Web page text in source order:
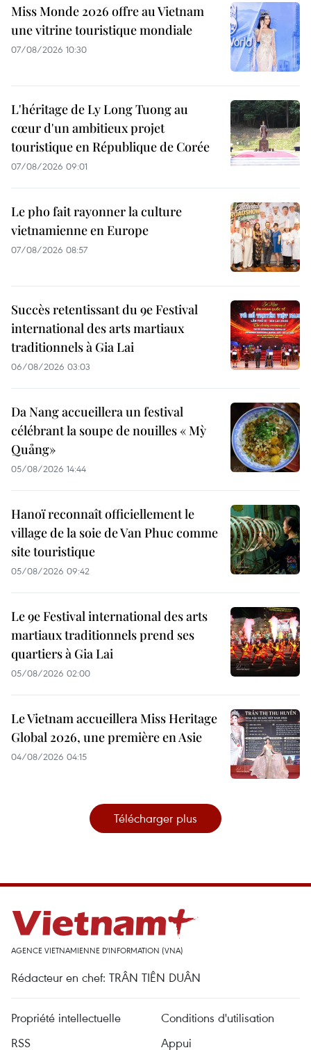
Miss Monde 2026 offre au Vietnam
une vitrine touristique mondiale
07/08/2026 10:30
L'héritage de Ly Long Tuong au
cœur d'un ambitieux projet
touristique en République de Corée
07/08/2026 09:01
Le pho fait rayonner la culture
vietnamienne en Europe
07/08/2026 08:57
Succès retentissant du 9e Festival
international des arts martiaux
traditionnels à Gia Lai
06/08/2026 03:03
Da Nang accueillera un festival
célébrant la soupe de nouilles « Mỳ
Quảng»
05/08/2026 14:44
Hanoï reconnaît officiellement le
village de la soie de Van Phuc comme
site touristique
05/08/2026 09:42
Le 9e Festival international des arts
martiaux traditionnels prend ses
quartiers à Gia Lai
05/08/2026 02:00
Le Vietnam accueillera Miss Heritage
Global 2026, une première en Asie
04/08/2026 04:15
Télécharger plus
AGENCE VIETNAMIENNE D'INFORMATION (VNA)
Rédacteur en chef: TRÂN TIÊN DUÂN
Propriété intellectuelle
Conditions d'utilisation
RSS
Appui